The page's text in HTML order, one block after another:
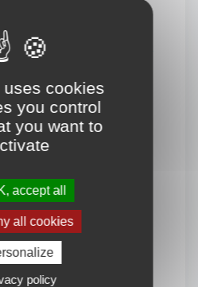
cookies
you control
you want to
accept all
all cookies
policy